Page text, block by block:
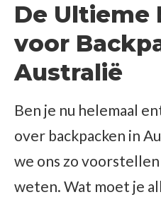
De Ultieme
voor
Australië
Ben je nu helemaal
over backpacken in
we ons zo
weten. Wat moet je